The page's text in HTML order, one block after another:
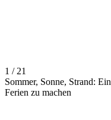
1 / 21
Sommer, Sonne, Strand:
Ferien zu machen